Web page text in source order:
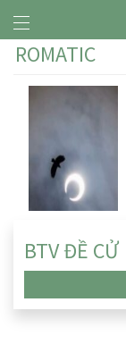
ROMATIC
BTV ĐỀ CỬ